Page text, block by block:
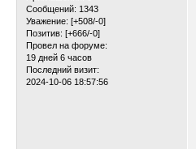
Сообщений: 1343
Уважение: [+508/-0]
Позитив: [+666/-0]
Провел на форуме:
19 дней 6 часов
Последний визит:
2024-10-06 18:57:56